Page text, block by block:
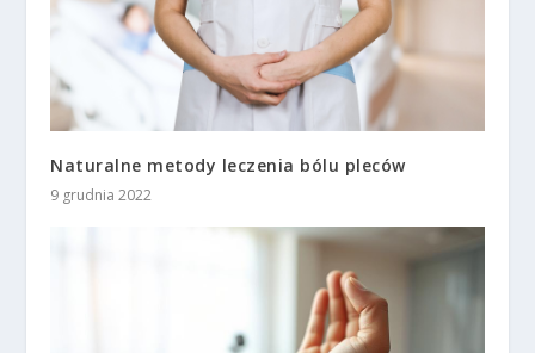
Naturalne metody leczenia bólu pleców
9 grudnia 2022